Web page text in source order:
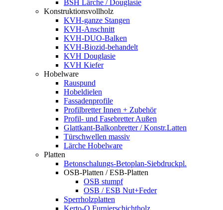
BSH Lärche / Douglasie
Konstruktionsvollholz
KVH-ganze Stangen
KVH-Anschnitt
KVH-DUO-Balken
KVH-Biozid-behandelt
KVH Douglasie
KVH Kiefer
Hobelware
Rauspund
Hobeldielen
Fassadenprofile
Profilbretter Innen + Zubehör
Profil- und Fasebretter Außen
Glattkant-Balkonbretter / Konstr.Latten
Türschwellen massiv
Lärche Hobelware
Platten
Betonschalungs-Betoplan-Siebdruckpl.
OSB-Platten / ESB-Platten
OSB stumpf
OSB / ESB Nut+Feder
Sperrholzplatten